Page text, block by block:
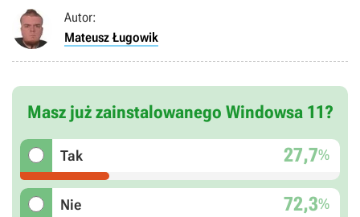
Autor:
Mateusz Ługowik
Masz już zainstalowanego Windowsa 11?
Tak 27,7%
Nie 72,3%